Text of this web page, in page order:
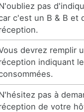
pas
c'est un B & B et
devrez remplir
indiquant
pas à
de votre